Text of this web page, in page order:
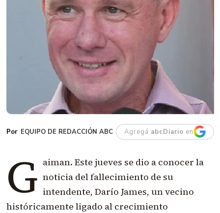
EQUIPO DE REDACCIÓN ABC Agregá abcDiario en
G aiman. Este jueves se dio a conocer la
noticia del fallecimiento de su
intendente, Darío James, un vecino
históricamente ligado al crecimiento